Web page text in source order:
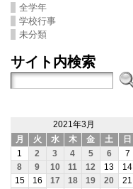
全学年
学校行事
未分類
サイト内検索
2021年3月
月
火 水 木 金 土 日
1 2 3 4 5 6
7
8
9 10 11 12 13
14
15
16 17 18 19 20
21